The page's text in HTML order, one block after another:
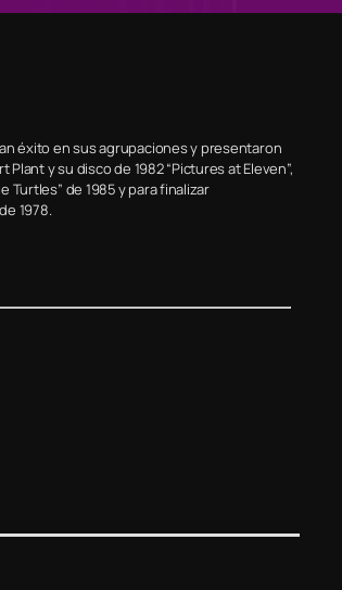
éxito en sus agrupaciones y presentaron
y su disco de 1982 “Pictures at Eleven”,
Turtles” de 1985 y para finalizar
1978.